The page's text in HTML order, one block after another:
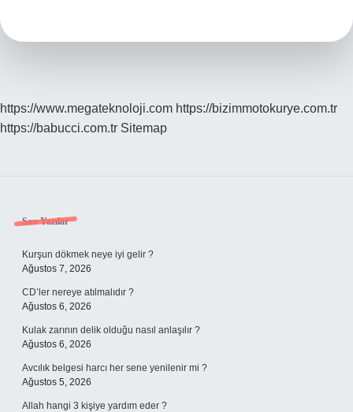
https://www.megateknoloji.com https://bizimmotokurye.com.tr
https://babucci.com.tr Sitemap
Sidebar
Son Yazılar
Kurşun dökmek neye iyi gelir ?
Ağustos 7, 2026
CD’ler nereye atılmalıdır ?
Ağustos 6, 2026
Kulak zarının delik olduğu nasıl anlaşılır ?
Ağustos 6, 2026
Avcılık belgesi harcı her sene yenilenir mi ?
Ağustos 5, 2026
Allah hangi 3 kişiye yardım eder ?